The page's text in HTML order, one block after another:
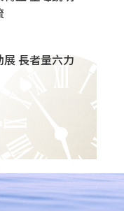
展 長者量六力